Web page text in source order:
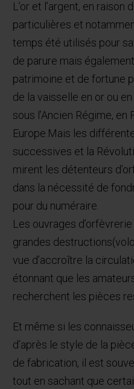
L’or et l’argent, en raison
particulières et
temps été utilisés pour
de parure mais
patrimoine et de fortune
de la vaisselle en or ou
sous l’Ancien Régime,
Europe. Mais les
successives et la
mirent les détenteurs
dans la nécessité de
pour du numéraire.
Les ouvrages
grandes
vue d’accroître la
étonnant que les
recherchent les pièces
Et même si les
d’après le style de la
de fabrication, il est
tout en sachant que